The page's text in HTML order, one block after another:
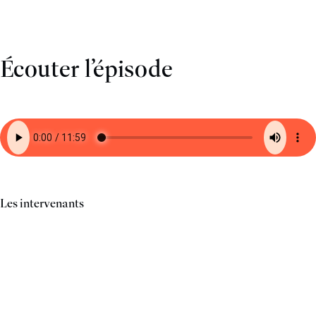
Écouter l’épisode
Les intervenants